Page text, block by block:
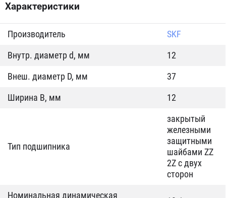
Характеристики
Производитель
SKF
Внутр. диаметр d, мм
12
Внеш. диаметр D, мм
37
Ширина B, мм
12
Тип подшипника
закрытый
железными
защитными
шайбами ZZ
2Z c двух
сторон
Номинальная динамическая